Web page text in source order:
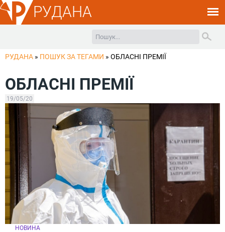
РУДАНА
РУДАНА » ПОШУК ЗА ТЕГАМИ » ОБЛАСНІ ПРЕМІЇ
ОБЛАСНІ ПРЕМІЇ
19/05/20
НОВИНА